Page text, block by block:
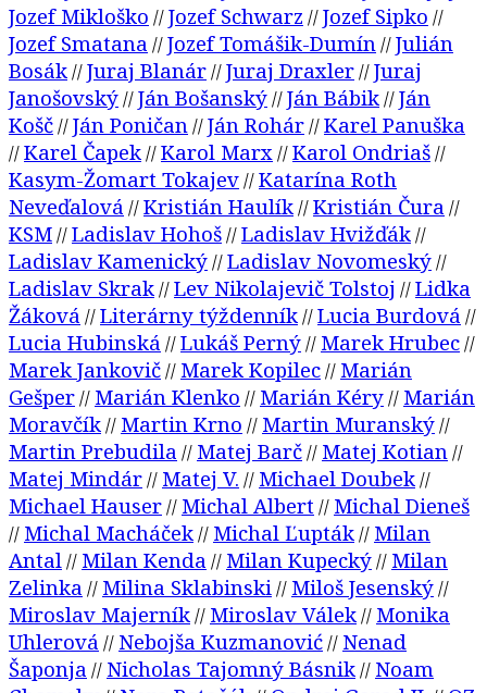
Jozef Mikloško //Jozef Schwarz //Jozef Sipko //
Jozef Smatana //Jozef Tomášik-Dumín//Julián
Bosák//Juraj Blanár//Juraj Draxler//Juraj
Janošovský//Ján Bošanský//Ján Bábik//Ján
Košč//Ján Poničan//Ján Rohár//Karel Panuška
//Karel Čapek//Karol Marx//Karol Ondriaš//
Kasym-Žomart Tokajev//Katarína Roth
Neveďalová //Kristián Haulík//Kristián Čura //
KSM//Ladislav Hohoš//Ladislav Hvižďák//
Ladislav Kamenický//Ladislav Novomeský//
Ladislav Skrak//Lev Nikolajevič Tolstoj //Lidka
Žáková //Literárny týždenník//Lucia Burdová //
Lucia Hubinská //Lukáš Perný// Marek Hrubec//
Marek Jankovič// Marek Kopilec// Marián
Gešper// Marián Klenko // Marián Kéry// Marián
Moravčík// Martin Krno // Martin Muranský//
Martin Prebudila // Matej Barč// Matej Kotian//
Matej Mindár// Matej V. // Michael Doubek//
Michael Hauser// Michal Albert// Michal Dieneš
// Michal Macháček// Michal Ľupták// Milan
Antal// Milan Kenda // Milan Kupecký// Milan
Zelinka // Milina Sklabinski// Miloš Jesenský//
Miroslav Majerník// Miroslav Válek// Monika
Uhlerová // Nebojša Kuzmanović// Nenad
Šaponja // Nicholas Tajomný Básnik// Noam